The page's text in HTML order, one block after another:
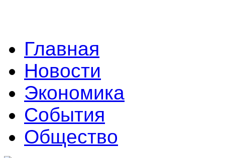
Главная
Новости
Экономика
События
Общество